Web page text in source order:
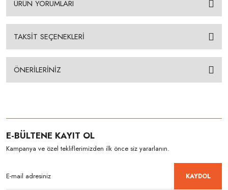
ÜRÜN YORUMLARI
TAKSİT SEÇENEKLERİ
ÖNERİLERİNİZ
E-BÜLTENE KAYIT OL
Kampanya ve özel tekliflerimizden ilk önce siz yararlanın.
KAYDOL